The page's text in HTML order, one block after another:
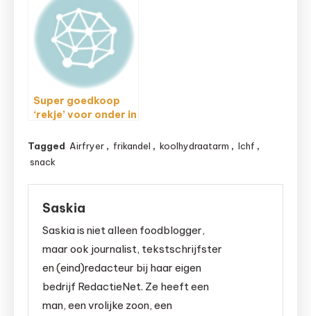
Super goedkoop
‘rekje’ voor onder in
Tagged Airfryer , frikandel , koolhydraatarm , lchf ,
snack
Saskia
Saskia is niet alleen foodblogger,
maar ook journalist, tekstschrijfster
en (eind)redacteur bij haar eigen
bedrijf RedactieNet. Ze heeft een
man, een vrolijke zoon, een